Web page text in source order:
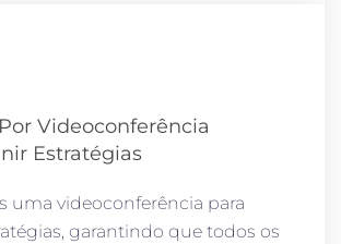
Videoconferência
Estratégias
uma videoconferência para
garantindo que todos os